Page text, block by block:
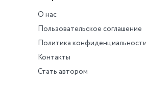
О нас
Пользовательское соглашение
Политика конфиденциальности
Контакты
Стать автором